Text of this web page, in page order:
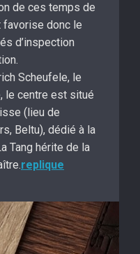
de ces temps de
favorise donc le
d’inspection
Scheufele, le
le centre est situé
(lieu de
Beltu), dédié à la
Tang hérite de la
replique